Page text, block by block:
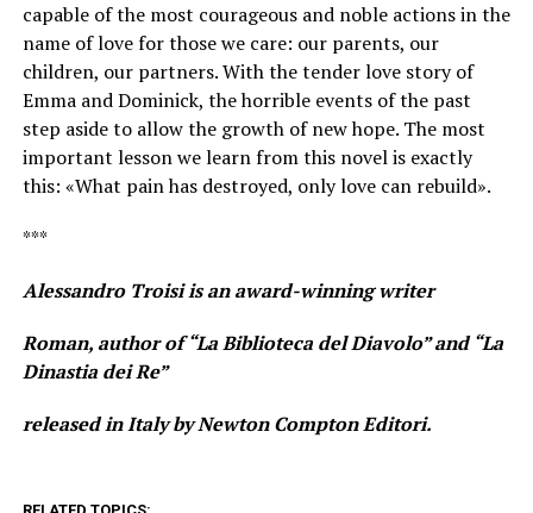
capable of the most courageous and noble actions in the
name of love for those we care: our parents, our
children, our partners. With the tender love story of
Emma and Dominick, the horrible events of the past
step aside to allow the growth of new hope. The most
important lesson we learn from this novel is exactly
this: «What pain has destroyed, only love can rebuild».
***
Alessandro Troisi is an award-winning writer
Roman, author of “La Biblioteca del Diavolo” and “La
Dinastia dei Re”
released in Italy by Newton Compton Editori.